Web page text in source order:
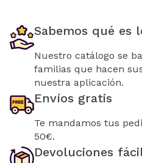
Sabemos qué es
Nuestro catálogo se
familias que hacen
nuestra aplicación.
Envíos gratis
Te mandamos tus
50€.
Devoluciones